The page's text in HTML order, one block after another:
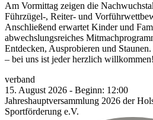
Am Vormittag zeigen die
Führzügel-, Reiter- und
Anschließend erwartet Kinder und
abwechslungsreiches
Entdecken, Ausprobieren und
– bei uns ist jeder herzlich willkommen!
verband
15. August 2026 - Beginn: 12:00
Jahreshauptversammlung 2026 der
Sportförderung e.V.